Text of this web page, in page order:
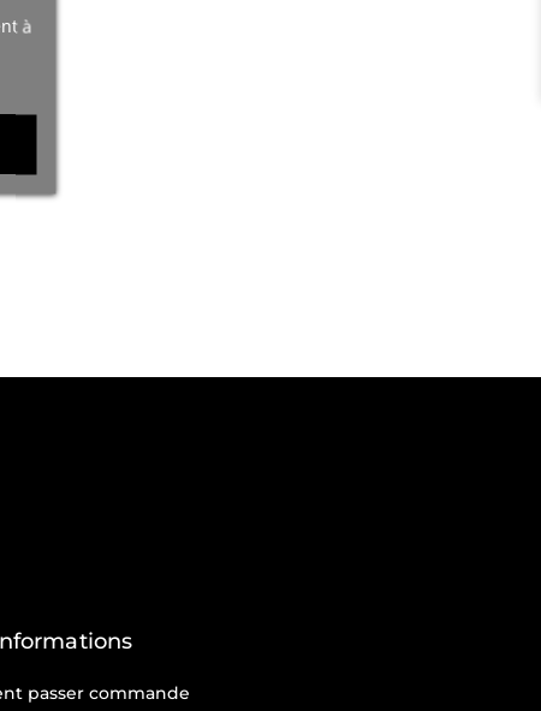
à
passer commande